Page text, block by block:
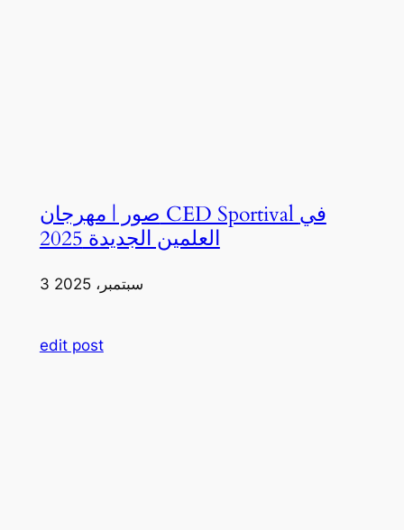
صور | مهرجان CED Sportival في
العلمين الجديدة 2025
3 سبتمبر، 2025
edit post